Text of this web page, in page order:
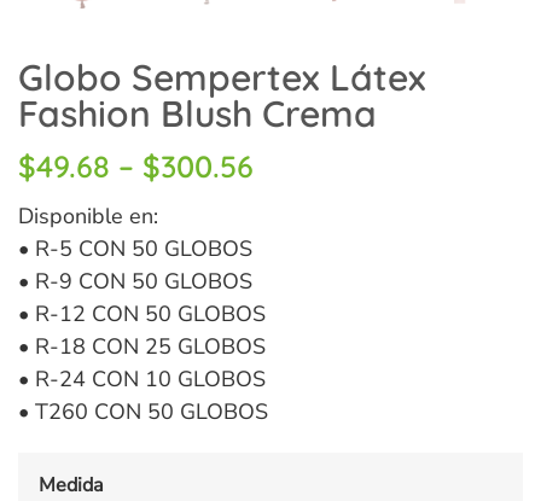
Globo Sempertex Látex
Fashion Blush Crema
$49.68 – $300.56
Disponible en:
• R-5 CON 50 GLOBOS
• R-9 CON 50 GLOBOS
• R-12 CON 50 GLOBOS
• R-18 CON 25 GLOBOS
• R-24 CON 10 GLOBOS
• T260 CON 50 GLOBOS
Medida